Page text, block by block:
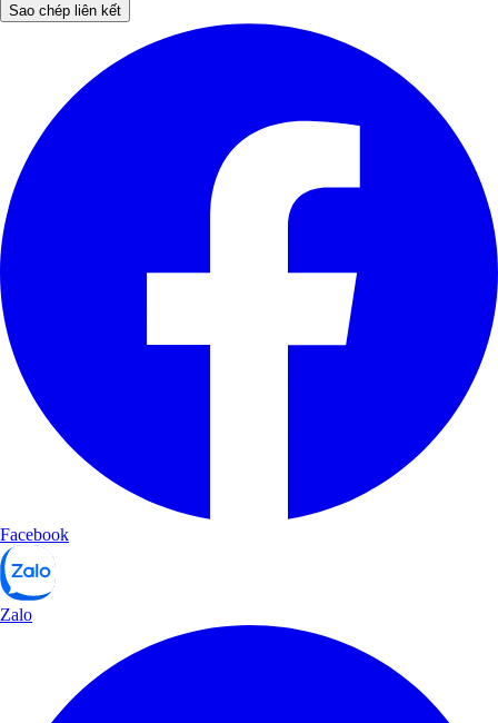
Sao chép liên kết
Facebook
Zalo